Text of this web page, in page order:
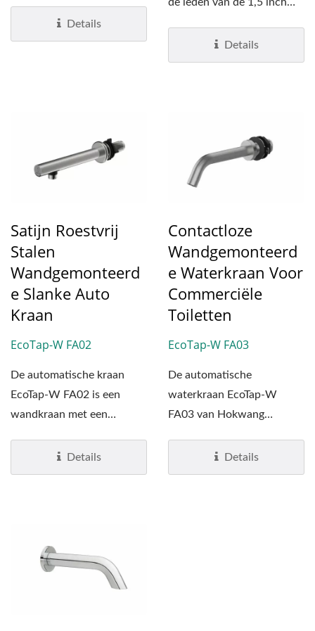
vloeibare/schuimzeepdispenser...
Details
Details
Satijn Roestvrij
Stalen
Wandgemonteerd
E Slanke Auto
Kraan
EcoTap-W FA02
De automatische kraan
EcoTap-W FA02 is een
wandkraan met een
EcoTap-familie....
Details
Contactloze
Wandgemonteerd
E Waterkraan Voor
Commerciële
Toiletten
EcoTap-W FA03
De automatische
waterkraan EcoTap-W
FA03 van Hokwang
handenwassen in
commerciële...
Details